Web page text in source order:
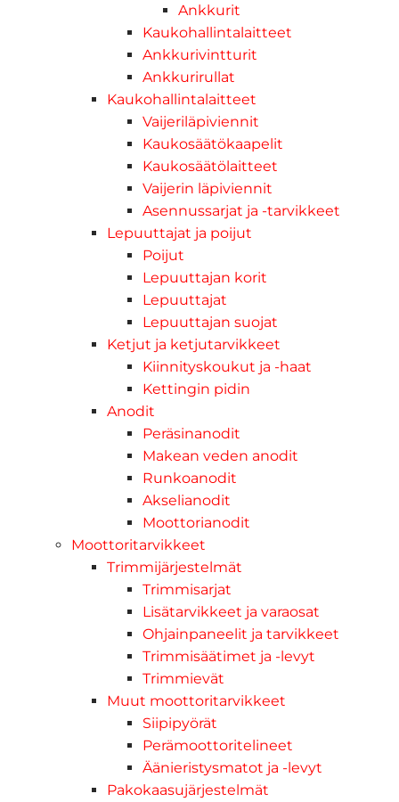
Ankkurit
Kaukohallintalaitteet
Ankkurivintturit
Ankkurirullat
Kaukohallintalaitteet
Vaijeriläpiviennit
Kaukosäätökaapelit
Kaukosäätölaitteet
Vaijerin läpiviennit
Asennussarjat ja -tarvikkeet
Lepuuttajat ja poijut
Poijut
Lepuuttajan korit
Lepuuttajat
Lepuuttajan suojat
Ketjut ja ketjutarvikkeet
Kiinnityskoukut ja -haat
Kettingin pidin
Anodit
Peräsinanodit
Makean veden anodit
Runkoanodit
Akselianodit
Moottorianodit
Moottoritarvikkeet
Trimmijärjestelmät
Trimmisarjat
Lisätarvikkeet ja varaosat
Ohjainpaneelit ja tarvikkeet
Trimmisäätimet ja -levyt
Trimmievät
Muut moottoritarvikkeet
Siipipyörät
Perämoottoritelineet
Äänieristysmatot ja -levyt
Pakokaasujärjestelmät